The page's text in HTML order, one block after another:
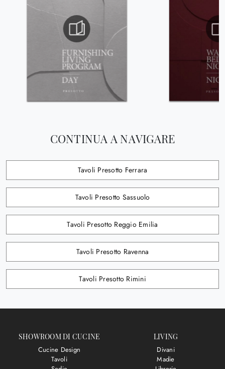
CONTINUA A NAVIGARE
Tavoli Presotto Ferrara
Tavoli Presotto Sassuolo
Tavoli Presotto Reggio Emilia
Tavoli Presotto Ravenna
Tavoli Presotto Rimini
SHOWROOM DI CUCINE
Cucine Design
Tavoli
LIVING
Divani
Madie